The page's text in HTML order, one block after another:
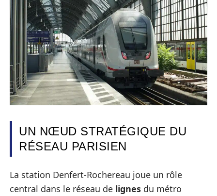
UN NŒUD STRATÉGIQUE DU
RÉSEAU PARISIEN
La station Denfert-Rochereau joue un rôle
central dans le réseau de lignes du métro